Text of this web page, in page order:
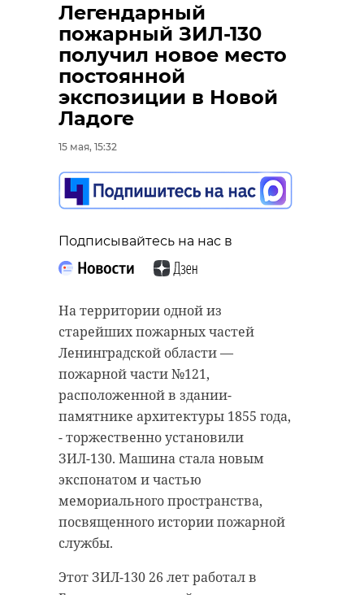
Легендарный
пожарный ЗИЛ-130
получил новое место
постоянной
экспозиции в Новой
Ладоге
15 мая, 15:32
Подписывайтесь на нас в
На территории одной из
старейших пожарных частей
Ленинградской области —
пожарной части №121,
расположенной в здании-
памятнике архитектуры 1855 года,
- торжественно установили
ЗИЛ-130. Машина стала новым
экспонатом и частью
мемориального пространства,
посвященного истории пожарной
службы.
Этот ЗИЛ-130 26 лет работал в